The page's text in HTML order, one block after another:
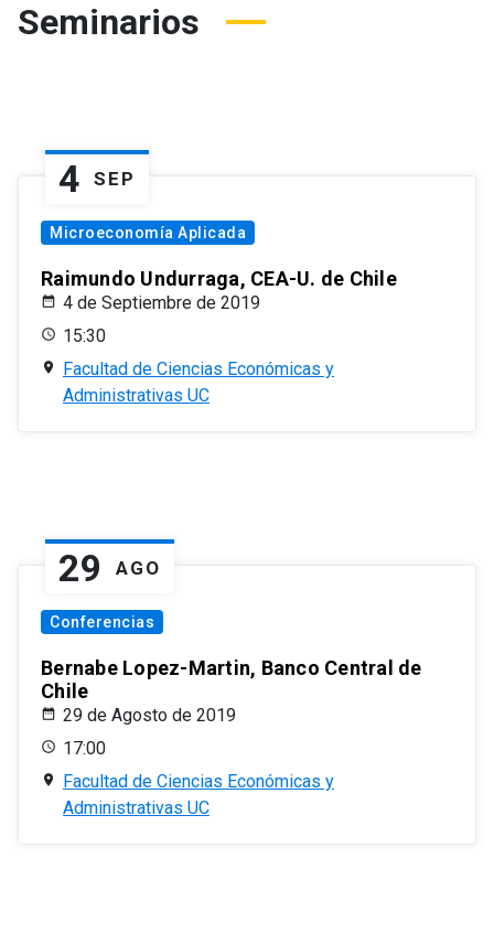
Seminarios
4 SEP
Microeconomía Aplicada
Raimundo Undurraga, CEA-U. de Chile
4 de Septiembre de 2019
15:30
Facultad de Ciencias Económicas y
Administrativas UC
29 AGO
Conferencias
Bernabe Lopez-Martin, Banco Central de
Chile
29 de Agosto de 2019
17:00
Facultad de Ciencias Económicas y
Administrativas UC